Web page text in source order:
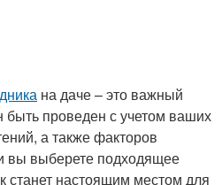
на даче – это важный
быть проведен с учетом ваших
а также факторов
выберете подходящее
станет настоящим местом для